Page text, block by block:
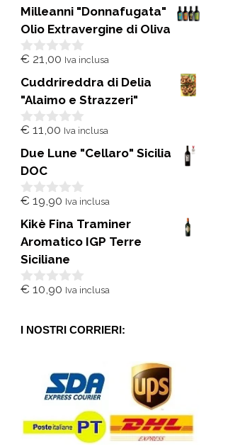
Milleanni "Donnafugata"
Olio Extravergine di Oliva
0
u
5
€ 21,00 Iva inclusa
Cuddrireddra di Delia
"Alaimo e Strazzeri"
0
u
5
€ 11,00 Iva inclusa
Due Lune "Cellaro" Sicilia
DOC
0
u
5
€ 19,90 Iva inclusa
Kikè Fina Traminer
Aromatico IGP Terre
Siciliane
0
5
€ 10,90 Iva inclusa
I NOSTRI CORRIERI: